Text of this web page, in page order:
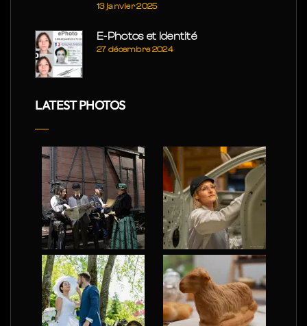
13 janvier 2025
E-Photos et Identité
27 décembre 2024
LATEST PHOTOS